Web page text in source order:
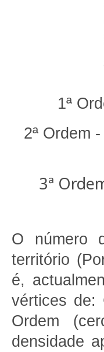
1ª
2ª Ordem
3ª
O número
território
é,
vértices de:
Ordem
densidade